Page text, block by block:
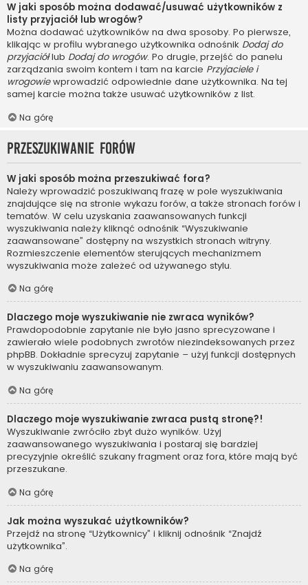
W jaki sposób można dodawać/usuwać użytkowników z
listy przyjaciół lub wrogów?
Można dodawać użytkowników na dwa sposoby. Po pierwsze,
klikając w profilu wybranego użytkownika odnośnik Dodaj do
przyjaciółlub Dodaj do wrogów. Po drugie, przejść do panelu
zarządzania swoim kontem i tam na karcie Przyjaciele i
wrogowiewprowadzić odpowiednie dane użytkownika. Na tej
samej karcie można także usuwać użytkowników z list.
Na górę
Przeszukiwanie forów
W jaki sposób można przeszukiwać fora?
Należy wprowadzić poszukiwaną frazę w pole wyszukiwania
znajdujące się na stronie wykazu forów, a także stronach forów i
tematów. W celu uzyskania zaawansowanych funkcji
wyszukiwania należy kliknąć odnośnik “Wyszukiwanie
zaawansowane” dostępny na wszystkich stronach witryny.
Rozmieszczenie elementów sterujących mechanizmem
wyszukiwania może zależeć od używanego stylu.
Na górę
Dlaczego moje wyszukiwanie nie zwraca wyników?
Prawdopodobnie zapytanie nie było jasno sprecyzowane i
zawierało wiele podobnych zwrotów niezindeksowanych przez
phpBB. Dokładnie sprecyzuj zapytanie – użyj funkcji dostępnych
w wyszukiwaniu zaawansowanym.
Na górę
Dlaczego moje wyszukiwanie zwraca pustą stronę?!
Wyszukiwanie zwróciło zbyt dużo wyników. Użyj
zaawansowanego wyszukiwania i postaraj się bardziej
precyzyjnie określić szukany fragment oraz fora, które mają być
przeszukane.
Na górę
Jak można wyszukać użytkowników?
Przejdź na stronę “Użytkownicy” i kliknij odnośnik “Znajdź
użytkownika”.
Na górę